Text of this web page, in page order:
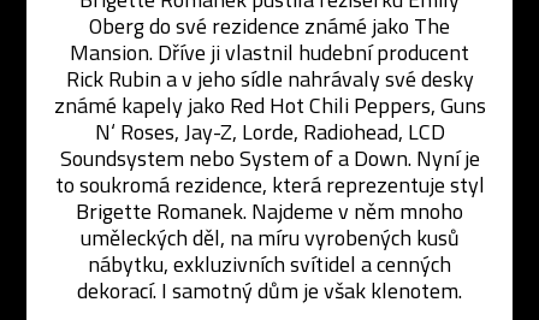
Oberg do své rezidence známé jako The
Mansion. Dříve ji vlastnil hudební producent
Rick Rubin a v jeho sídle nahrávaly své desky
známé kapely jako Red Hot Chili Peppers, Guns
N‘ Roses, Jay-Z, Lorde, Radiohead, LCD
Soundsystem nebo System of a Down. Nyní je
to soukromá rezidence, která reprezentuje styl
Brigette Romanek. Najdeme v něm mnoho
uměleckých děl, na míru vyrobených kusů
nábytku, exkluzivních svítidel a cenných
dekorací. I samotný dům je však klenotem.